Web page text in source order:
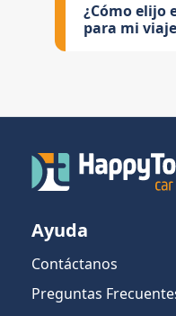
¿Cómo elijo
para mi
Ayuda
Contáctanos
Preguntas